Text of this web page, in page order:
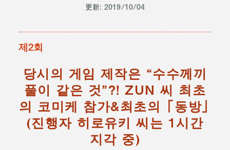
更新: 2019/10/04
제2회
당시의 게임 제작은 “수수께끼
풀이 같은 것”?! ZUN 씨 최초
의 코미케 참가&최초의 「동방」
(진행자 히로유키 씨는 1시간
지각 중)